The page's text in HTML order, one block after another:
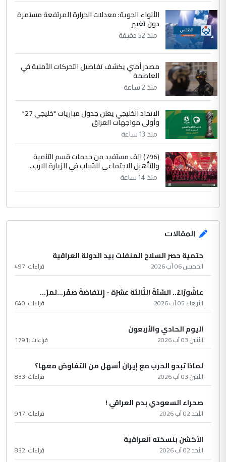
الموضوع :
بين الإهمال واغتصاب الأرض.. بلاد
الرافدين تعاني الجفاف والتصحر!!
الأنواء الجوية: معدلات الحرارة المرتفعة مستمرة
دون تغيير
منذ 52 دقيقة
مصدر أمني يكشف تفاصيل التحركات الأمنية في
العاصمة
منذ 2 ساعة
الاتحاد الخليجي يعلن جدول مباريات "خليجي 27"
وأولى مواجهات العراق
منذ 13 ساعة
(796) الف مستفيد من خدمات قسم التنمية
والتأهيل الاجتماعي للشباب في الزيارة الارب...
منذ 14 ساعة
المقالات
حتمية حصر السلاح المنفلت بيد الدولة العراقية
الخميس 06 آب 2026 قراءات :497
عاشُورْاءُ.. السّنَةُ الثّالثةَ عشَرَة - إِنتفاضةُ صفَر…تمرّ...
الأربعاء 05 آب 2026 قراءات :640
اليوم الحادي والأربعون
الأثنين 03 آب 2026 قراءات :1791
لماذا تبدو الحرب مع إيران أسهل من التفاوض معها؟
الأثنين 03 آب 2026 قراءات :833
صحراء السعودي بدم العراقي !
الأحد 02 آب 2026 قراءات :917
الأكشن بنسخته العراقية
الأحد 02 آب 2026 قراءات :832